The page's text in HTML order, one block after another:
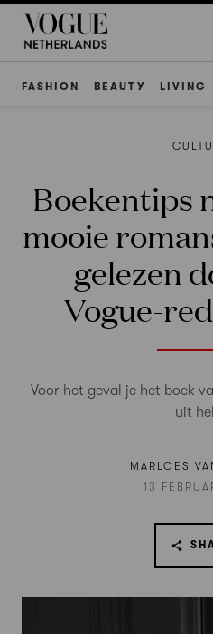
FASHION BEAUTY LIVING
Boekentips
mooie
gelezen
Vogue-
Voor het geval je het boek
uit
MARLOES
13